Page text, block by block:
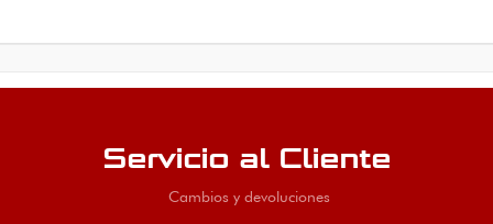
Servicio al Cliente
Cambios y devoluciones